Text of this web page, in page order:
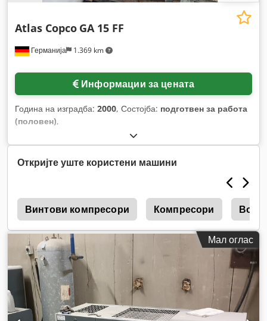
Германија 1.369 km
Atlas Copco GA 15 FF
Информации за цената
Година на изградба: 2000, Состојба: подготвен за работа
(половен),
Откријте уште користени машини
Винтови компресори Компресори
Мал оглас